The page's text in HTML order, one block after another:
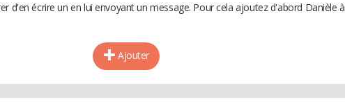
d'en écrire un en lui envoyant un message. Pour cela ajoutez d'abord Danièle à
Ajouter